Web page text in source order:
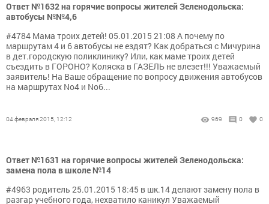
Ответ №1632 на горячие вопросы жителей Зеленодольска:
автобусы №№4,6
#4784 Мама троих детей! 05.01.2015 21:08 А почему по
маршрутам 4 и 6 автобусы не ездят? Как добраться с Мичурина
в дет.городскую поликлинику? Или, как маме троих детей
съездить в ГОРОНО? Коляска в ГАЗЕЛЬ не влезет!!! Уважаемый
заявитель! На Ваше обращение по вопросу движения автобусов
на маршрутах No4 и No6...
04 февраля 2015, 12:12 969 0 0
Ответ №1631 на горячие вопросы жителей Зеленодольска:
замена пола в школе №14
#4963 родитель 25.01.2015 18:45 в шк.14 делают замену пола в
разгар учебного года, нехватило каникул Уважаемый